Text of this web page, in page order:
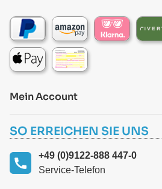
Mein Account
SO ERREICHEN SIE UNS
+49 (0)9122-888 447-0
Service-Telefon